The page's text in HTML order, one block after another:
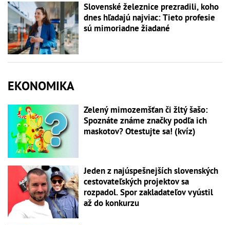
Slovenské železnice prezradili, koho
dnes hľadajú najviac: Tieto profesie
sú mimoriadne žiadané
EKONOMIKA
Zelený mimozemšťan či žltý šašo:
Spoznáte známe značky podľa ich
maskotov? Otestujte sa! (kvíz)
Jeden z najúspešnejších slovenských
cestovateľských projektov sa
rozpadol. Spor zakladateľov vyústil
až do konkurzu